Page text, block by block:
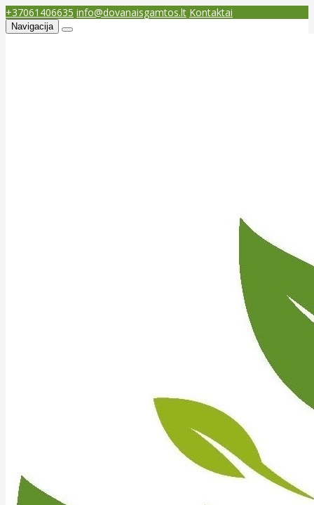
+37061406635 info@dovanaisgamtos.lt Kontaktai
Navigacija